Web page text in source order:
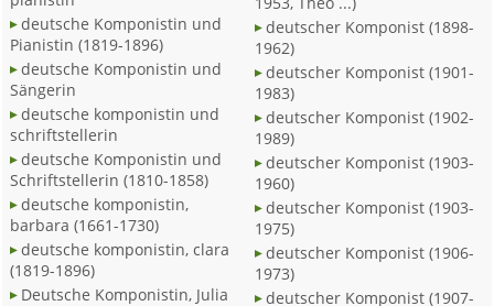
deutsche Komponistin und
Pianistin (1819-1896)
deutsche Komponistin und
Sängerin
deutsche komponistin und
schriftstellerin
deutsche Komponistin und
Schriftstellerin (1810-1858)
deutsche komponistin,
barbara (1661-1730)
deutsche komponistin, clara
(1819-1896)
Deutsche Komponistin, Julia
deutscher Komponist (1898-
1962)
deutscher Komponist (1901-
1983)
deutscher Komponist (1902-
1989)
deutscher Komponist (1903-
1960)
deutscher Komponist (1903-
1975)
deutscher Komponist (1906-
1973)
deutscher Komponist (1907-